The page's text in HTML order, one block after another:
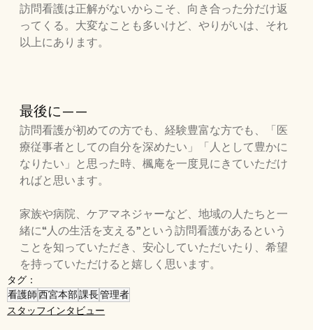
訪問看護は正解がないからこそ、向き合った分だけ返
ってくる。大変なことも多いけど、やりがいは、それ
以上にあります。
最後に——
訪問看護が初めての方でも、経験豊富な方でも、「医
療従事者としての自分を深めたい」「人として豊かに
なりたい」と思った時、楓庵を一度見にきていただけ
ればと思います。
家族や病院、ケアマネジャーなど、地域の人たちと一
緒に“人の生活を支える”という訪問看護があるという
ことを知っていただき、安心していただいたり、希望
を持っていただけると嬉しく思います。
タグ：
看護師西宮本部課長管理者
スタッフインタビュー